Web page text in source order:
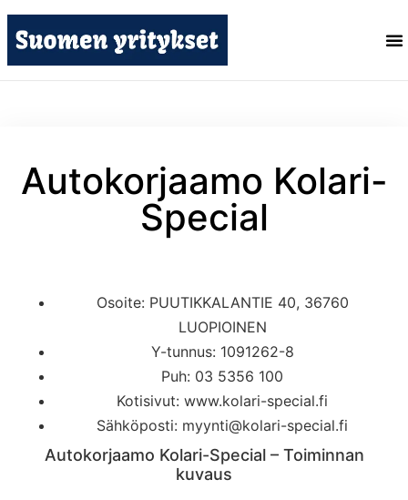
Autokorjaamo Kolari-
Special
Osoite: PUUTIKKALANTIE 40, 36760
LUOPIOINEN
Y-tunnus: 1091262-8
Puh: 03 5356 100
Kotisivut: www.kolari-special.fi
Sähköposti: myynti@kolari-special.fi
Autokorjaamo Kolari-Special – Toiminnan
kuvaus